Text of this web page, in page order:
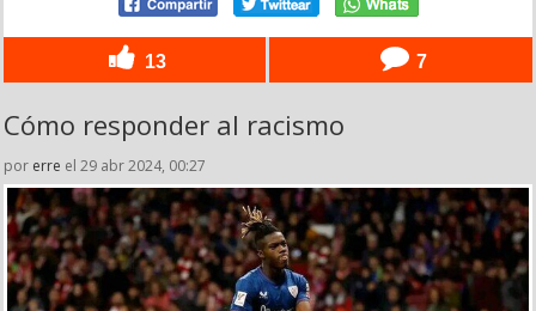
13 7
Cómo responder al racismo
por erre el 29 abr 2024, 00:27